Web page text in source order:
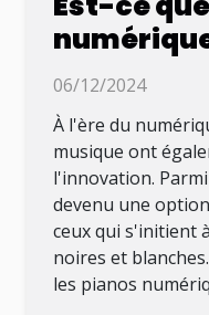
aux
06/12/2024
À l'ère du
musique ont
l'innovation.
devenu une
ceux qui s'initient
noires et
les pianos